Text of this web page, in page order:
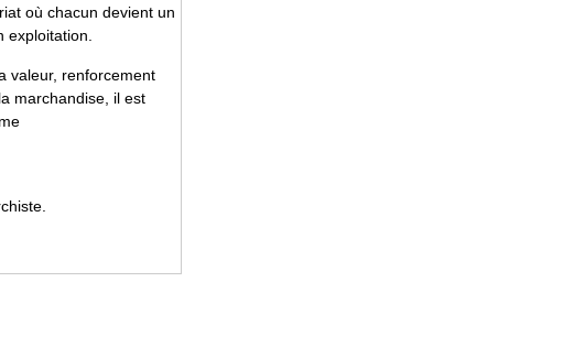
où chacun devient un
exploitation.
valeur, renforcement
marchandise, il est